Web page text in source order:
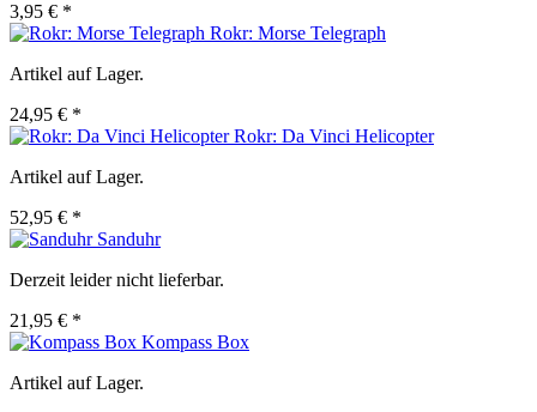
3,95 € *
Rokr: Morse Telegraph
Artikel auf Lager.
24,95 € *
Rokr: Da Vinci Helicopter
Artikel auf Lager.
52,95 € *
Sanduhr
Derzeit leider nicht lieferbar.
21,95 € *
Kompass Box
Artikel auf Lager.